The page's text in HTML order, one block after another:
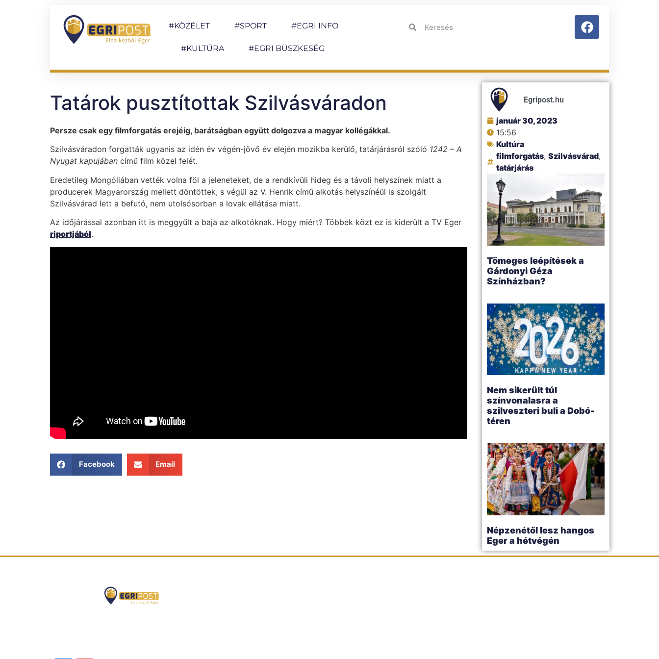
#KÖZÉLET #SPORT #EGRI INFO
#KULTÚRA #EGRI BÜSZKESÉG
Tatárok pusztítottak Szilvásváradon
Persze csak egy filmforgatás erejéig, barátságban együtt dolgozva a magyar kollégákkal.
Szilvásváradon forgatták ugyanis az idén év végén-jövő év elején mozikba kerülő, tatárjárásról szóló 1242 – A
Nyugat kapujában című film közel felét.
Eredetileg Mongóliában vették volna föl a jeleneteket, de a rendkívüli hideg és a távoli helyszínek miatt a
producerek Magyarország mellett döntöttek, s végül az V. Henrik című alkotás helyszínéül is szolgált
Szilvásvárad lett a befutó, nem utolsósorban a lovak ellátása miatt.
Az időjárással azonban itt is meggyűlt a baja az alkotóknak. Hogy miért? Többek közt ez is kiderült a TV Eger
riportjából.
Facebook Email
Egripost.hu
január 30, 2023
15:56
Kultúra
filmforgatás,Szilvásvárad,
tatárjárás
Tömeges leépítések a
Gárdonyi Géza
Színházban?
Nem sikerült túl
színvonalasra a
szilveszteri buli a Dobó-
téren
Népzenétől lesz hangos
Eger a hétvégén